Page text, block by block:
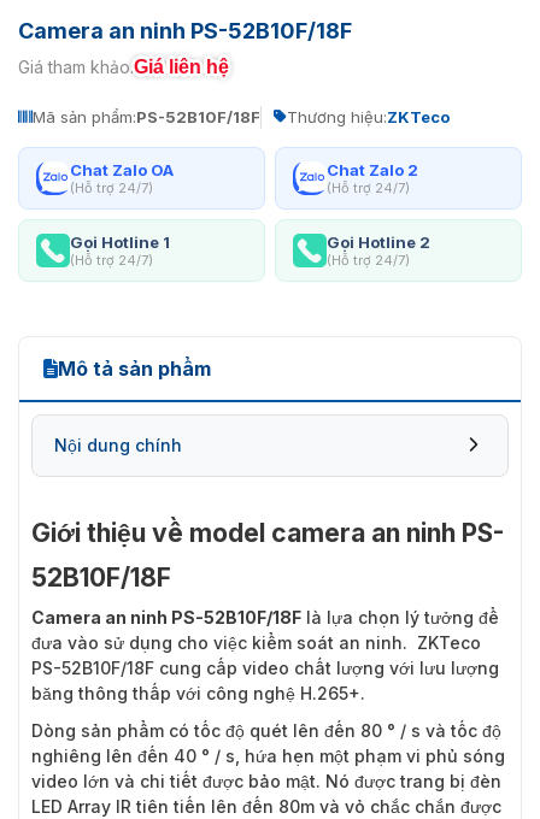
Camera an ninh PS-52B10F/18F
Giá tham khảo:Giá liên hệ
Mã sản phẩm:PS-52B10F/18F Thương hiệu:ZKTeco
Chat Zalo OA
(Hỗ trợ 24/7)
Chat Zalo 2
(Hỗ trợ 24/7)
Gọi Hotline 1
(Hỗ trợ 24/7)
Gọi Hotline 2
(Hỗ trợ 24/7)
Mô tả sản phẩm
Nội dung chính
Những thông tin bạn nên biết về camera PS-
Giới thiệu về model camera an ninh PS-
52B10F/18F
Camera an ninh PS-52B10F/18F là lựa chọn lý tưởng để
đưa vào sử dụng cho việc kiểm soát an ninh. ZKTeco
PS-52B10F/18F cung cấp video chất lượng với lưu lượng
băng thông thấp với công nghệ H.265+.
Dòng sản phẩm có tốc độ quét lên đến 80 ° / s và tốc độ
nghiêng lên đến 40 ° / s, hứa hẹn một phạm vi phủ sóng
video lớn và chi tiết được bảo mật. Nó được trang bị đèn
LED Array IR tiên tiến lên đến 80m và vỏ chắc chắn được